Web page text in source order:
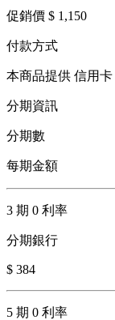
促銷價 $ 1,150
付款方式
本商品提供 信用
分期資訊
分期數
每期金額
3 期 0 利率
分期銀行
$ 384
5 期 0 利率